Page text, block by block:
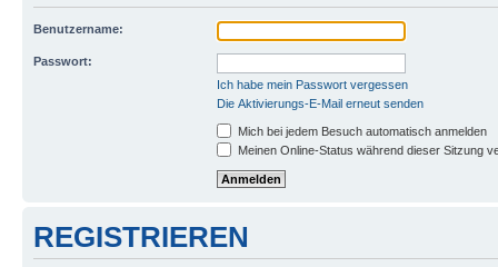
Benutzername:
Passwort:
Ich habe mein Passwort vergessen
Die Aktivierungs-E-Mail erneut senden
Mich bei jedem Besuch automatisch anmelden
Meinen Online-Status während dieser Sitzung
REGISTRIEREN